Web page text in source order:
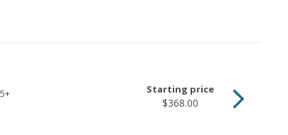
5+ Starting price
$368.00